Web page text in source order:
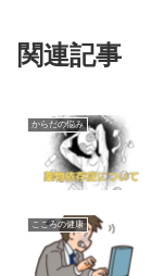
関連記事
からだの悩み
こころの健康